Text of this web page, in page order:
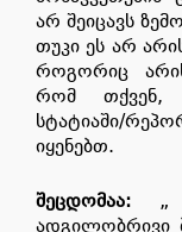
არ შეიცავს
თუკი ეს არ
როგორიც
რომ თქვენ,
სტატიაში/
იყენებთ.
შეცდომაა: „
ადგილობრივი